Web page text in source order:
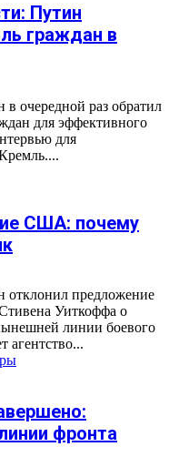
Путин
граждан в
очередной раз обратил
для эффективного
для
США: почему
отклонил предложение
Уиткоффа о
линии боевого
агентство...
фронта